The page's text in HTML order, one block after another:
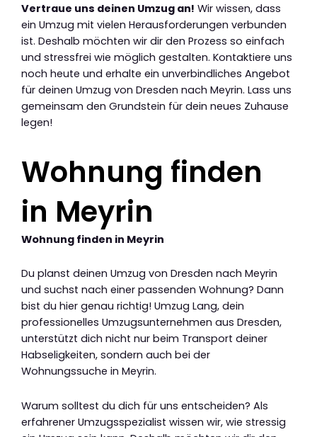
Vertraue uns deinen Umzug an! Wir wissen, dass
ein Umzug mit vielen Herausforderungen verbunden
ist. Deshalb möchten wir dir den Prozess so einfach
und stressfrei wie möglich gestalten. Kontaktiere uns
noch heute und erhalte ein unverbindliches Angebot
für deinen Umzug von Dresden nach Meyrin. Lass uns
gemeinsam den Grundstein für dein neues Zuhause
legen!
Wohnung finden
in Meyrin
Wohnung finden in Meyrin
Du planst deinen Umzug von Dresden nach Meyrin
und suchst nach einer passenden Wohnung? Dann
bist du hier genau richtig! Umzug Lang, dein
professionelles Umzugsunternehmen aus Dresden,
unterstützt dich nicht nur beim Transport deiner
Habseligkeiten, sondern auch bei der
Wohnungssuche in Meyrin.
Warum solltest du dich für uns entscheiden? Als
erfahrener Umzugsspezialist wissen wir, wie stressig